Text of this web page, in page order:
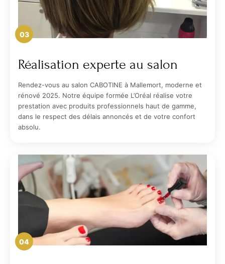
03
Réalisation experte au salon
Rendez-vous au salon CABOTINE à Mallemort, moderne et
rénové 2025. Notre équipe formée L’Oréal réalise votre
prestation avec produits professionnels haut de gamme,
dans le respect des délais annoncés et de votre confort
absolu.
04